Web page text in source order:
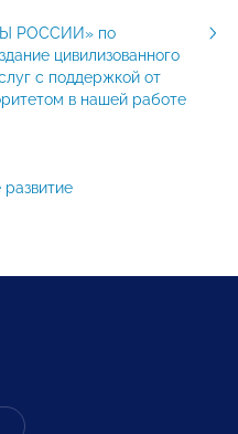
РОССИИ» по
цивилизованного
с поддержкой от
в нашей работе